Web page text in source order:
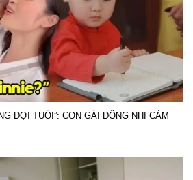
ĐỢI TUỔI”: CON GÁI ĐÔNG NHI CẢM